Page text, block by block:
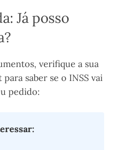
Já posso
verifique a sua
saber se o INSS vai
pedido: